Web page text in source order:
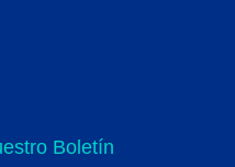
Boletín